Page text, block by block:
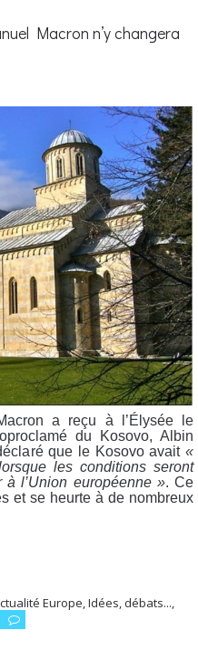
Macron n’y changera
a reçu à l’Élysée le
du Kosovo, Albin
que le Kosovo avait «
les conditions seront
l’Union européenne ». Ce
et se heurte à de nombreux
Europe,Idées, débats...,